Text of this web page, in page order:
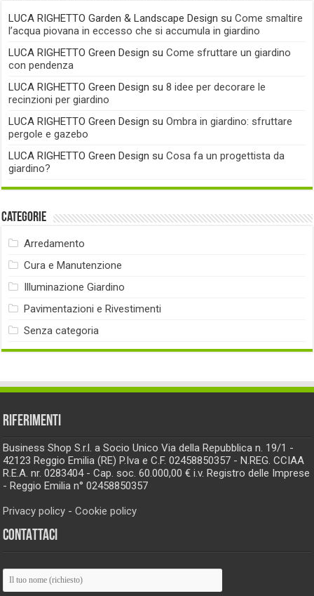
LUCA RIGHETTO Garden & Landscape Design suCome smaltire
l’acqua piovana in eccesso che si accumula in giardino
LUCA RIGHETTO Green Design suCome sfruttare un giardino
con pendenza
LUCA RIGHETTO Green Design su8 idee per decorare le
recinzioni per giardino
LUCA RIGHETTO Green Design suOmbra in giardino: sfruttare
pergole e gazebo
LUCA RIGHETTO Green Design suCosa fa un progettista da
giardino?
Categorie
Arredamento
Cura e Manutenzione
Illuminazione Giardino
Pavimentazioni e Rivestimenti
Senza categoria
RIFERIMENTI
Business Shop S.r.l. a Socio Unico Via della Repubblica n. 19/1 -
42123 Reggio Emilia (RE) P.Iva e C.F. 02458850357 - N.REG. CCIAA
R.E.A. nr. 0283404 - Cap. soc. 60.000,00 € i.v. Registro delle Imprese
- Reggio Emilia n° 02458850357
Privacy policy -Cookie policy
CONTATTACI